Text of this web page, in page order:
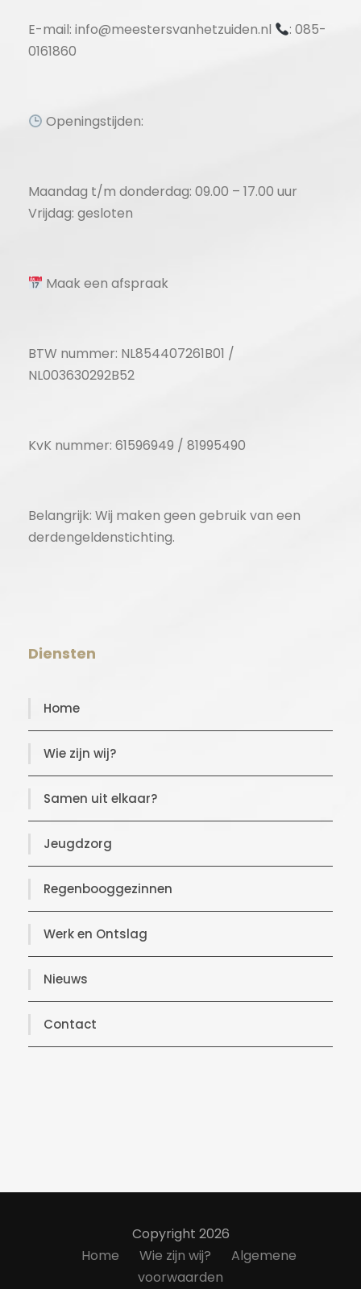
E-mail: info@meestersvanhetzuiden.nl
: 085-
0161860
Openingstijden:
Maandag t/m donderdag: 09.00 – 17.00 uur
Vrijdag: gesloten
Maak een afspraak
BTW nummer: NL854407261B01 /
NL003630292B52
KvK nummer: 61596949 / 81995490
Belangrijk: Wij maken geen gebruik van een
derdengeldenstichting.
Diensten
Home
Wie zijn wij?
Samen uit elkaar?
Jeugdzorg
Regenbooggezinnen
Werk en Ontslag
Nieuws
Contact
Copyright 2026
Home
Wie zijn wij?
Algemene
voorwaarden